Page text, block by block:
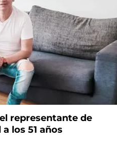
representante de
los 51 años